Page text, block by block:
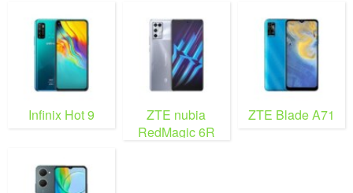
Infinix Hot 9
ZTE nubia
RedMagic 6R
ZTE Blade A71